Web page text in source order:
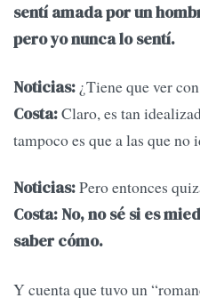
sentí amada por un
pero yo nunca lo sentí.
Noticias: ¿Tiene que ver
Costa:Claro, es tan
tampoco es que a las que
Noticias:Pero entonces
Costa: No, no sé si es
saber cómo.
Y cuenta que tuvo un